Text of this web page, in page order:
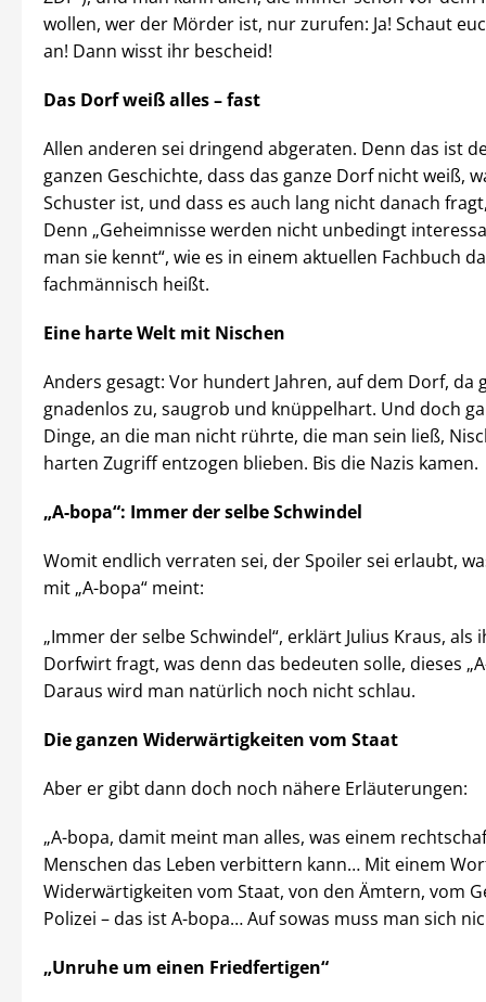
wollen, wer der Mörder ist, nur zurufen: Ja! Schaut
an! Dann wisst ihr bescheid!
Das Dorf weiß alles – fast
Allen anderen sei dringend abgeraten. Denn das ist
ganzen Geschichte, dass das ganze Dorf nicht weiß,
Schuster ist, und dass es auch lang nicht danach
Denn „Geheimnisse werden nicht unbedingt
man sie kennt“, wie es in einem aktuellen Fachbuch
fachmännisch heißt.
Eine harte Welt mit Nischen
Anders gesagt: Vor hundert Jahren, auf dem Dorf, da
gnadenlos zu, saugrob und knüppelhart. Und doch
Dinge, an die man nicht rührte, die man sein ließ,
harten Zugriff entzogen blieben. Bis die Nazis kamen.
„A-bopa“: Immer der selbe Schwindel
Womit endlich verraten sei, der Spoiler sei erlaubt,
mit „A-bopa“ meint:
„Immer der selbe Schwindel“, erklärt Julius Kraus, als
Dorfwirt fragt, was denn das bedeuten solle, dieses
Daraus wird man natürlich noch nicht schlau.
Die ganzen Widerwärtigkeiten vom Staat
Aber er gibt dann doch noch nähere Erläuterungen:
„A-bopa, damit meint man alles, was einem
Menschen das Leben verbittern kann… Mit einem
Widerwärtigkeiten vom Staat, von den Ämtern, vom
Polizei – das ist A-bopa… Auf sowas muss man sich
„Unruhe um einen Friedfertigen“